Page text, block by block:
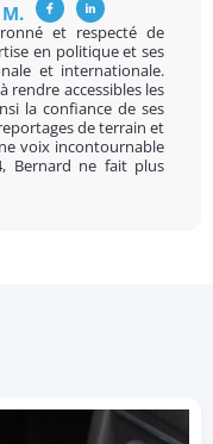
et respecté de
en politique et ses
et internationale.
rendre accessibles les
la confiance de ses
de terrain et
voix incontournable
Bernard ne fait plus